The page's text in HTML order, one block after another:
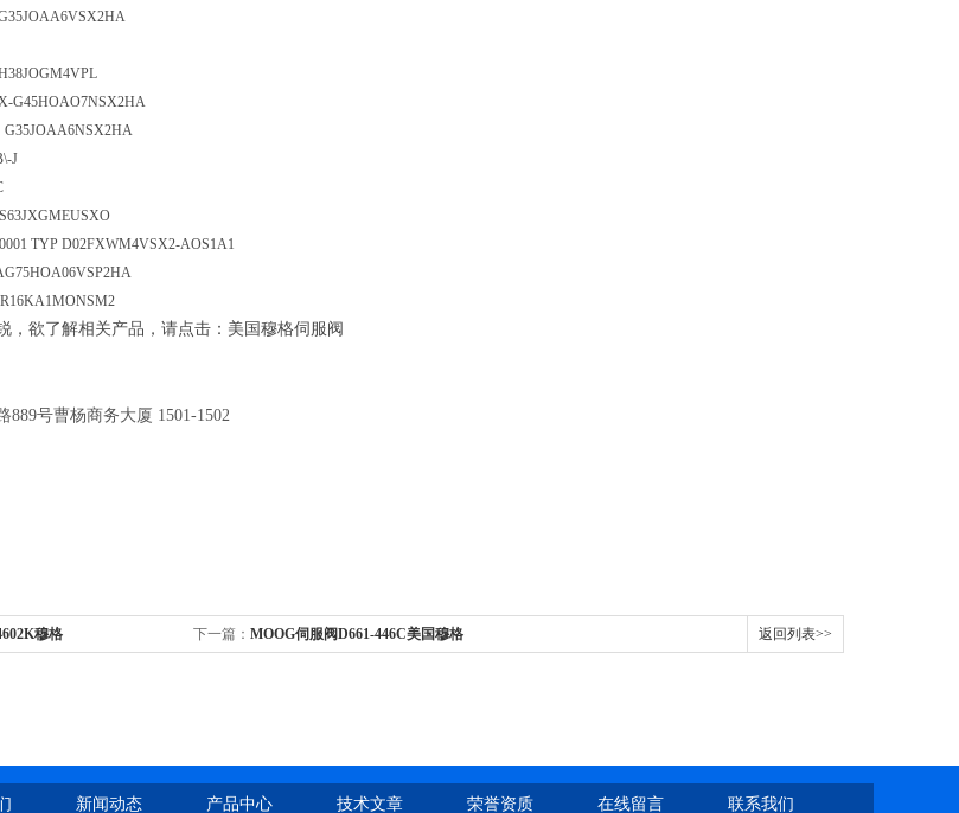
J
TYP D02FXWM4VSX2-AOS1A1
，欲了解相关产品，请点击：美国穆格伺服阀
889号曹杨商务大厦 1501-1502
穆格 下一篇： MOOG伺服阀D661-446C美国穆格 返回列表>>
新闻动态 产品中心 技术文章 荣誉资质 在线留言 联系我们